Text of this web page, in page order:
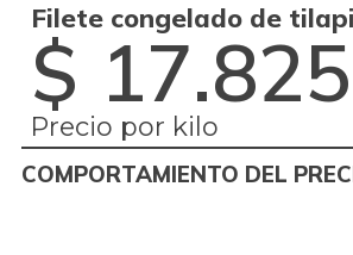
Filete congelado de
$
Precio por kilo
COMPORTAMIENTO DEL